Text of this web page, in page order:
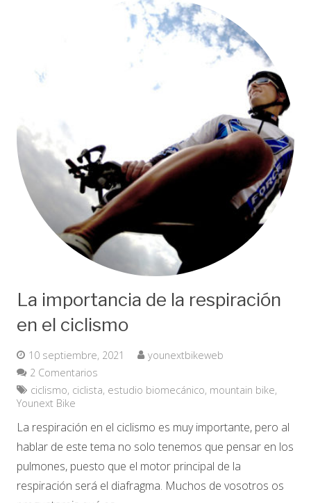
La importancia de la respiración
en el ciclismo
10 septiembre, 2021
younextbikeweb
2 Comentarios
ciclismo, ciclista, estudio biomecánico, mountain bike,
Younext Bike
La respiración en el ciclismo es muy importante, pero al
hablar de este tema no solo tenemos que pensar en los
pulmones, puesto que el motor principal de la
respiración será el diafragma. Muchos de vosotros os